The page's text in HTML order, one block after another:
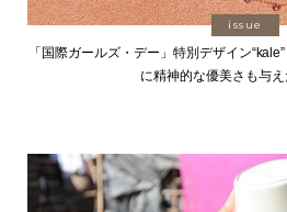
issue
「国際ガールズ・デー」特別デザイン
に精神的な優美さも与